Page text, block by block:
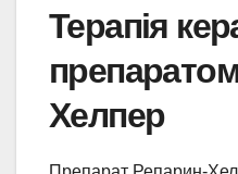
Терапія
Хелпер